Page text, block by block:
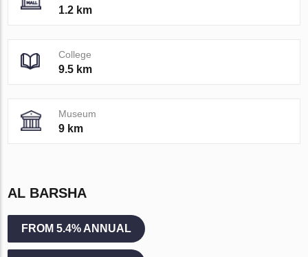
1.2 km
College
9.5 km
Museum
9 km
AL BARSHA
FROM 5.4% ANNUAL